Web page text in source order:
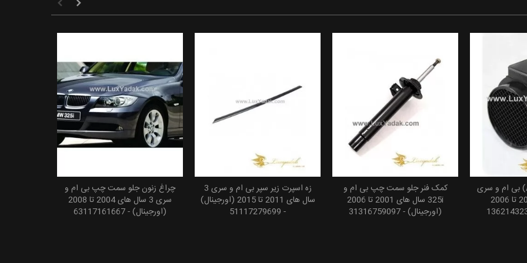
افزودن به سبد خرید
چراغ زنون جلو سمت چپ بی ام و
سری 3 سال های 2004 تا 2008
(اورجینال) - 63117161667
افزودن به سبد خرید
زه اسپرت زیر سپر بی ام و سری 3
سال های 2011 تا 2015 (اورجینال)
- 51117279699
افزودن به سبد خرید
کمک فنر جلو سمت چپ بی ام و
325i سال های 2001 تا 2006
(اورجینال) - 31316759097
سبد خرید
ایرمَس (Air Mass) بی ام و سری
3 سال های 2000 تا 2006